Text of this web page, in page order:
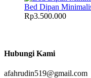
Bed Dipan
Rp3.500.000
Hubungi Kami
afahrudin519@gmail.com